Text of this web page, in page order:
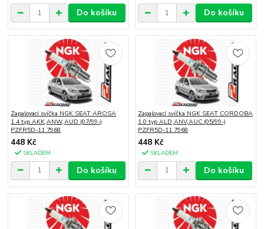
Do košíku Do košíku
Zapalovací svíčka NGK SEAT AROSA
1.4 typ AKK,ANW,AUD (07/99-)
PZFR5D-11 7968
448 Kč
SKLADEM
Do košíku
Zapalovací svíčka NGK SEAT CORDOBA
1.0 typ ALD,ANV,AUC (05/99-)
PZFR5D-11 7968
448 Kč
SKLADEM
Do košíku